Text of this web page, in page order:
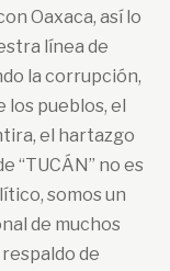
Oaxaca, así lo
línea de
la corrupción,
los pueblos, el
el hartazgo
“TUCÁN” no es
somos un
de muchos
de